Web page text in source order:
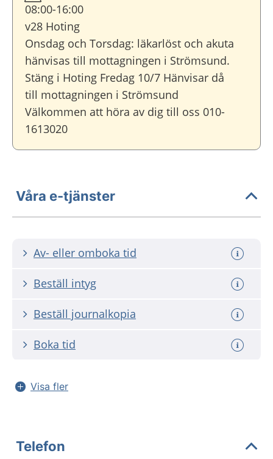
08:00-16:00
v28 Hoting
Onsdag och Torsdag: läkarlöst och akuta
hänvisas till mottagningen i Strömsund.
Stäng i Hoting Fredag 10/7 Hänvisar då
till mottagningen i Strömsund
Välkommen att höra av dig till oss 010-
1613020
Våra e-tjänster
Av- eller omboka tid
Beställ intyg
Beställ journalkopia
Boka tid
Visa fler
Telefon